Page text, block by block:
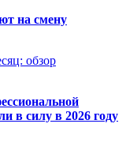
на смену
обзор
в силу в 2026 году